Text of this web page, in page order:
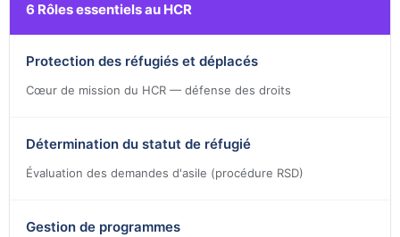
6 Rôles essentiels au HCR
Protection des réfugiés et déplacés
Cœur de mission du HCR — défense des droits
Détermination du statut de réfugié
Évaluation des demandes d'asile (procédure RSD)
Gestion de programmes